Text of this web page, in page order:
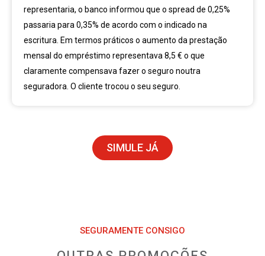
representaria, o banco informou que o spread de 0,25%
passaria para 0,35% de acordo com o indicado na
escritura. Em termos práticos o aumento da prestação
mensal do empréstimo representava 8,5 € o que
claramente compensava fazer o seguro noutra
seguradora. O cliente trocou o seu seguro.
SIMULE JÁ
SEGURAMENTE CONSIGO